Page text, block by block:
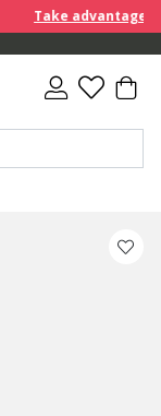
Take advantage of an